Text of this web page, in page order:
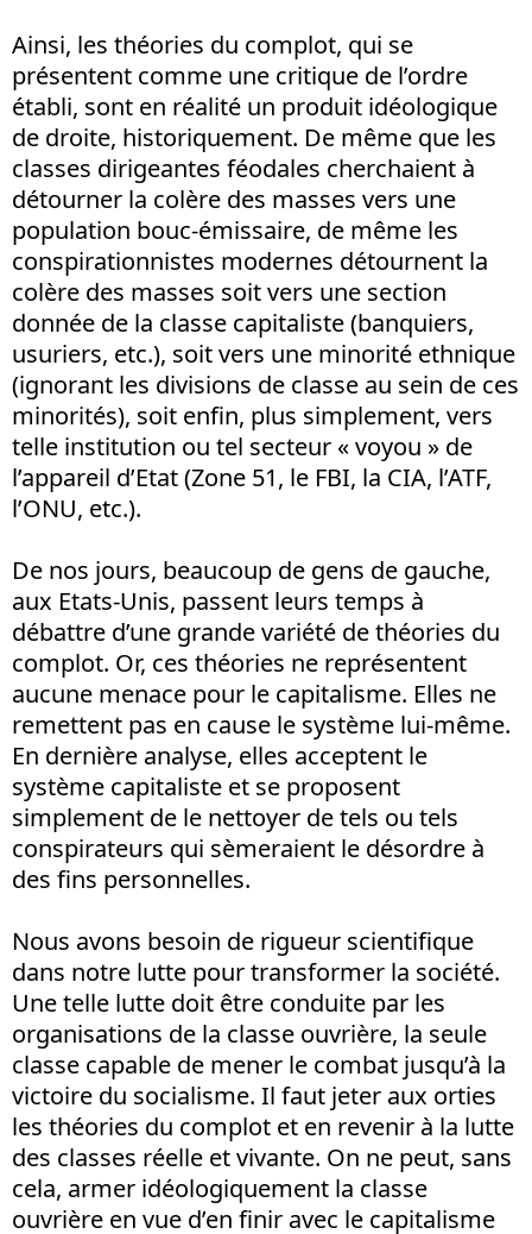
Ainsi, les théories du complot, qui se
présentent comme une critique de l’ordre
établi, sont en réalité un produit idéologique
de droite, historiquement. De même que les
classes dirigeantes féodales cherchaient à
détourner la colère des masses vers une
population bouc-émissaire, de même les
conspirationnistes modernes détournent la
colère des masses soit vers une section
donnée de la classe capitaliste (banquiers,
usuriers, etc.), soit vers une minorité ethnique
(ignorant les divisions de classe au sein de ces
minorités), soit enfin, plus simplement, vers
telle institution ou tel secteur « voyou » de
l’appareil d’Etat (Zone 51, le FBI, la CIA, l’ATF,
l’ONU, etc.).
De nos jours, beaucoup de gens de gauche,
aux Etats-Unis, passent leurs temps à
débattre d’une grande variété de théories du
complot. Or, ces théories ne représentent
aucune menace pour le capitalisme. Elles ne
remettent pas en cause le système lui-même.
En dernière analyse, elles acceptent le
système capitaliste et se proposent
simplement de le nettoyer de tels ou tels
conspirateurs qui sèmeraient le désordre à
des fins personnelles.
Nous avons besoin de rigueur scientifique
dans notre lutte pour transformer la société.
Une telle lutte doit être conduite par les
organisations de la classe ouvrière, la seule
classe capable de mener le combat jusqu’à la
victoire du socialisme. Il faut jeter aux orties
les théories du complot et en revenir à la lutte
des classes réelle et vivante. On ne peut, sans
cela, armer idéologiquement la classe
ouvrière en vue d’en finir avec le capitalisme